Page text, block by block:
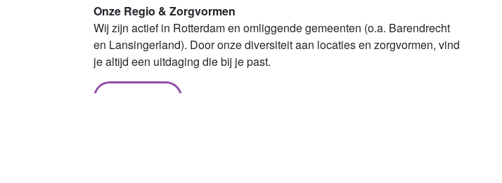
Onze Regio & Zorgvormen
Wij zijn actief in Rotterdam en omliggende gemeenten (o.a. Barendrecht
en Lansingerland). Door onze diversiteit aan locaties en zorgvormen, vind
je altijd een uitdaging die bij je past.